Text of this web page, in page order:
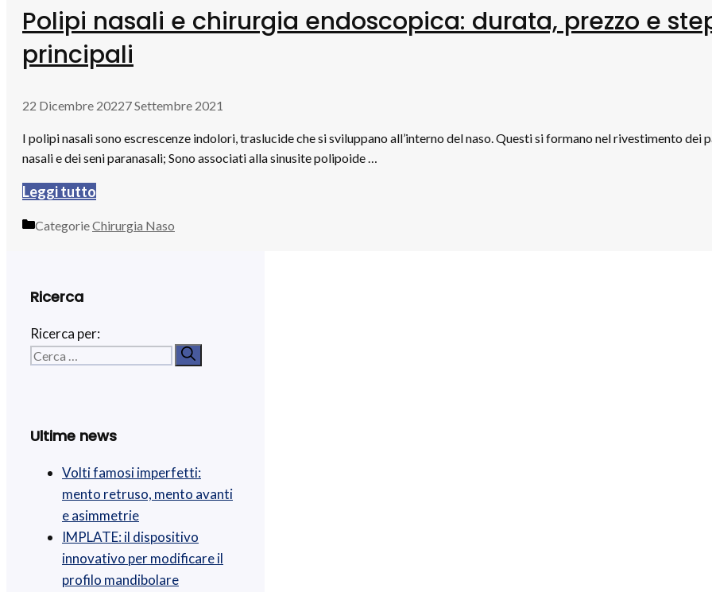
Polipi nasali e chirurgia endoscopica: durata, prezzo e
principali
22 Dicembre 20227 Settembre 2021
I polipi nasali sono escrescenze indolori, traslucide che si sviluppano all’interno del naso. Questi si formano nel rivestimento dei
nasali e dei seni paranasali; Sono associati alla sinusite polipoide …
Leggi tutto
CategorieChirurgia Naso
Ricerca
Ricerca per:
Ultime news
Volti famosi imperfetti:
mento retruso, mento avanti
e asimmetrie
IMPLATE: il dispositivo
innovativo per modificare il
profilo mandibolare